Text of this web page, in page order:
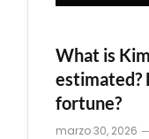
What is
estimated?
fortune?
marzo 30, 2026